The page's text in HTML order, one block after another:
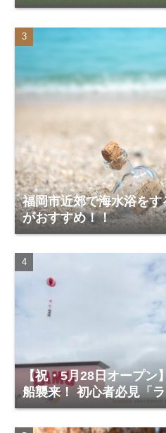
福岡市近郊で海水浴を
がおすすめ！！
【祝・5月28日オープン
船襲来！ 初心者必見「
に買うべき神商品